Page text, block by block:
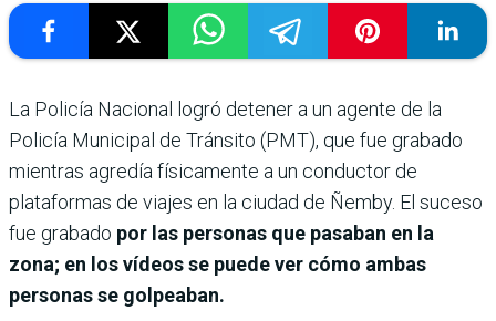
La Policía Nacional logró detener a un agente de la
Policía Municipal de Tránsito (PMT), que fue grabado
mientras agredía físicamente a un conductor de
plataformas de viajes en la ciudad de Ñemby. El suceso
fue grabado por las personas que pasaban en la
zona; en los vídeos se puede ver cómo ambas
personas se golpeaban.